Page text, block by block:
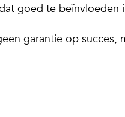
goed te beïnvloeden
garantie op succes,